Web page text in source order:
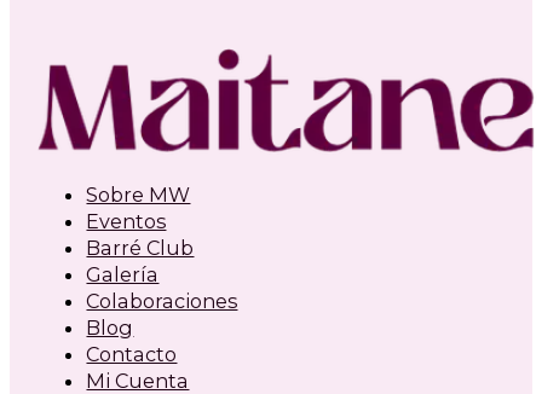
Sobre MW
Eventos
Barré Club
Galería
Colaboraciones
Blog
Contacto
Mi Cuenta